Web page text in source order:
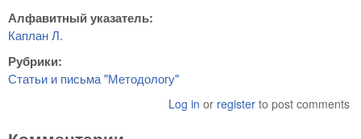
Алфавитный указатель:
Каплан Л.
Рубрики:
Статьи и письма "Методологу"
Log in or register to post comments